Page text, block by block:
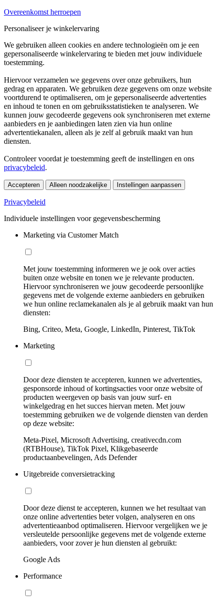
Overeenkomst herroepen
Personaliseer je winkelervaring
We gebruiken alleen cookies en andere technologieën om je een
gepersonaliseerde winkelervaring te bieden met jouw individuele
toestemming.
Hiervoor verzamelen we gegevens over onze gebruikers, hun
gedrag en apparaten. We gebruiken deze gegevens om onze website
voortdurend te optimaliseren, om je gepersonaliseerde advertenties
en inhoud te tonen en om gebruiksstatistieken te analyseren. We
kunnen jouw gecodeerde gegevens ook synchroniseren met externe
aanbieders en je aanbiedingen laten zien via hun online
advertentiekanalen, alleen als je zelf al gebruik maakt van hun
diensten.
Controleer voordat je toestemming geeft de instellingen en ons
privacybeleid.
Accepteren Alleen noodzakelijke Instellingen aanpassen
Privacybeleid
Individuele instellingen voor gegevensbescherming
Marketing via Customer Match
Met jouw toestemming informeren we je ook over acties
buiten onze website en tonen we je relevante producten.
Hiervoor synchroniseren we jouw gecodeerde persoonlijke
gegevens met de volgende externe aanbieders en gebruiken
we hun online reclamekanalen als je al gebruik maakt van hun
diensten:
Bing, Criteo, Meta, Google, LinkedIn, Pinterest, TikTok
Marketing
Door deze diensten te accepteren, kunnen we advertenties,
gesponsorde inhoud of kortingsacties voor onze website of
producten weergeven op basis van jouw surf- en
winkelgedrag en het succes hiervan meten. Met jouw
toestemming gebruiken we de volgende diensten van derden
op deze website:
Meta-Pixel, Microsoft Advertising, creativecdn.com
(RTBHouse), TikTok Pixel, Klikgebaseerde
productaanbevelingen, Ads Defender
Uitgebreide conversietracking
Door deze dienst te accepteren, kunnen we het resultaat van
onze online advertenties beter volgen, analyseren en ons
advertentieaanbod optimaliseren. Hiervoor vergelijken we je
versleutelde persoonlijke gegevens met de volgende externe
aanbieders, voor zover je hun diensten al gebruikt:
Google Ads
Performance